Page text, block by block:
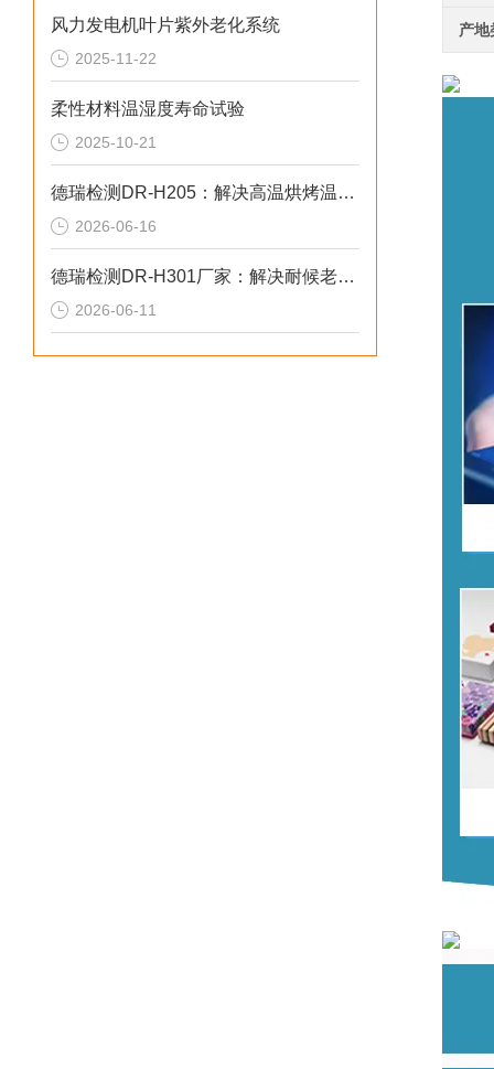
风力发电机叶片紫外老化系统
2025-11-22
柔性材料温湿度寿命试验
2025-10-21
德瑞检测DR-H205：解决高温烘烤温控偏差2026选型标准
2026-06-16
德瑞检测DR-H301厂家：解决耐候老化偏差2026选型标准
2026-06-11
产地